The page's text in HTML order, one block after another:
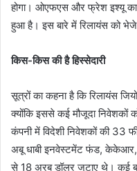
होगा। ओएफएस और फ्रेश इश्यू का
हुआ है। इस बारे में रिलायंस को
किस-किस की है हिस्सेदारी
सूत्रों का कहना है कि रिलायंस
क्योंकि इससे कई मौजूदा निवेशकों
कंपनी में विदेशी निवेशकों की 33
अबू धाबी इनवेस्टमेंट फंड,
से 18 अरब डॉलर जुटाए थे। कई